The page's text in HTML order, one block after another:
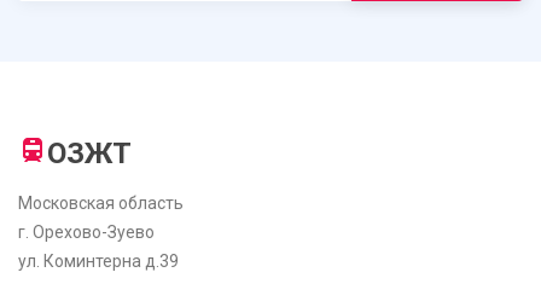
ОЗЖТ
Московская область
г. Орехово-Зуево
ул. Коминтерна д.39